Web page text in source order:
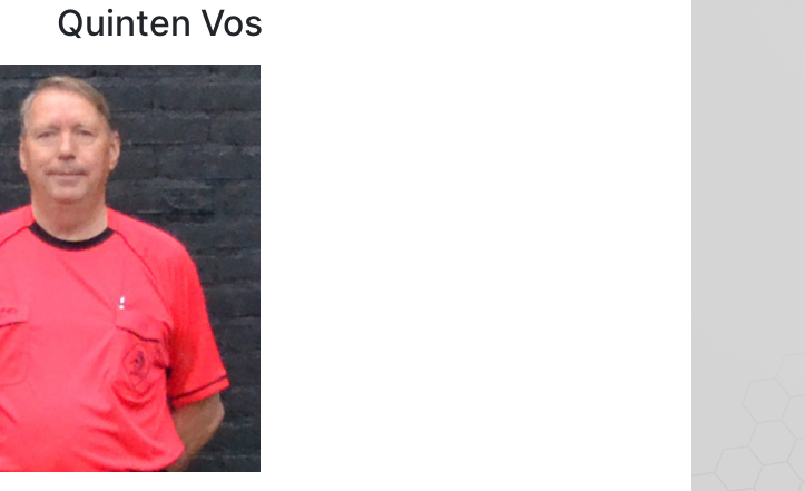
Quinten Vos